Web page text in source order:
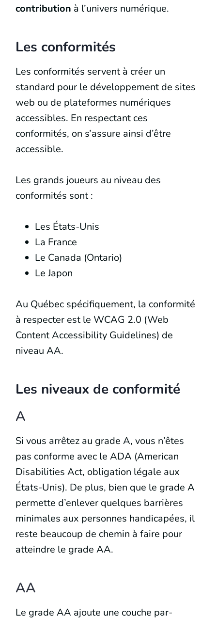
contribution à l’univers numérique.
Les conformités
Les conformités servent à créer un
standard pour le développement de sites
web ou de plateformes numériques
accessibles. En respectant ces
conformités, on s’assure ainsi d’être
accessible.
Les grands joueurs au niveau des
conformités sont :
Les États-Unis
La France
Le Canada (Ontario)
Le Japon
Au Québec spécifiquement, la conformité
à respecter est le WCAG 2.0 (Web
Content Accessibility Guidelines) de
niveau AA.
Les niveaux de conformité
A
Si vous arrêtez au grade A, vous n’êtes
pas conforme avec le ADA (American
Disabilities Act, obligation légale aux
États-Unis). De plus, bien que le grade A
permette d’enlever quelques barrières
minimales aux personnes handicapées, il
reste beaucoup de chemin à faire pour
atteindre le grade AA.
AA
Le grade AA ajoute une couche par-